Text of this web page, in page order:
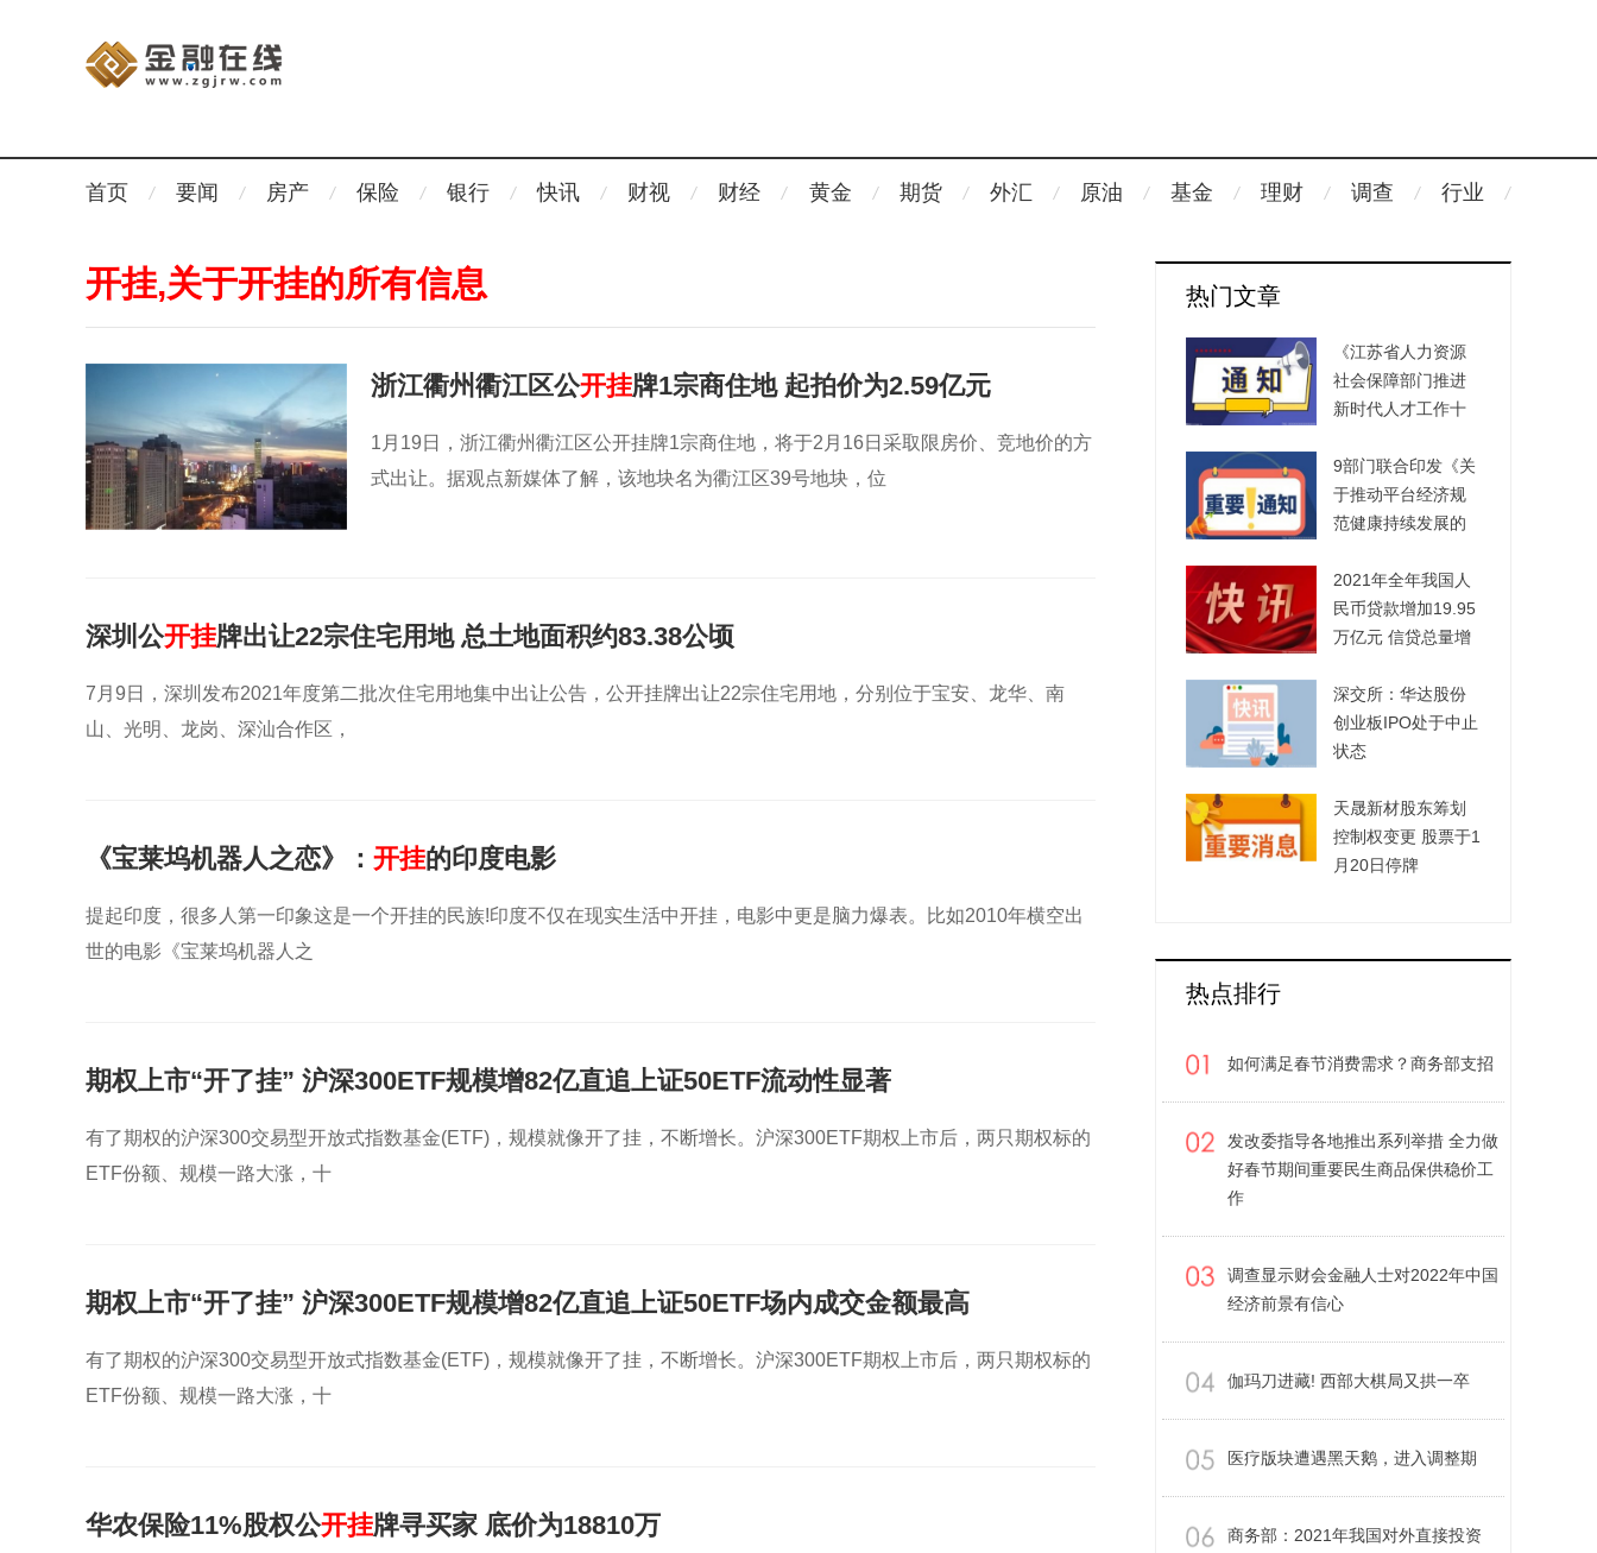
首页 要闻 房产 保险 银行 快讯 财视 财经 黄金 期货 外汇 原油 基金 理财 调查 行业
开挂,关于开挂的所有信息
浙江衢州衢江区公开挂牌1宗商住地 起拍价为2.59亿元
1月19日，浙江衢州衢江区公开挂牌1宗商住地，将于2月16日采取限房价、竞地价的方
式出让。据观点新媒体了解，该地块名为衢江区39号地块，位
深圳公开挂牌出让22宗住宅用地 总土地面积约83.38公顷
7月9日，深圳发布2021年度第二批次住宅用地集中出让公告，公开挂牌出让22宗住宅用地，分别位于宝安、龙华、南
山、光明、龙岗、深汕合作区，
《宝莱坞机器人之恋》： 开挂的印度电影
提起印度，很多人第一印象这是一个开挂的民族!印度不仅在现实生活中开挂，电影中更是脑力爆表。比如2010年横空出
世的电影《宝莱坞机器人之
期权上市“开了挂” 沪深300ETF规模增82亿直追上证50ETF流动性显著
有了期权的沪深300交易型开放式指数基金(ETF)，规模就像开了挂，不断增长。沪深300ETF期权上市后，两只期权标的
ETF份额、规模一路大涨，十
期权上市“开了挂” 沪深300ETF规模增82亿直追上证50ETF场内成交金额最高
有了期权的沪深300交易型开放式指数基金(ETF)，规模就像开了挂，不断增长。沪深300ETF期权上市后，两只期权标的
ETF份额、规模一路大涨，十
华农保险11%股权公开挂牌寻买家 底价为18810万
热门文章
《江苏省人力资源
社会保障部门推进
新时代人才工作十
9部门联合印发《关
于推动平台经济规
范健康持续发展的
2021年全年我国人
民币贷款增加19.95
万亿元 信贷总量增
增强
深交所：华达股份
创业板IPO处于中止
状态
天晟新材股东筹划
控制权变更 股票于1
月20日停牌
热点排行
如何满足春节消费需求？商务部支招
发改委指导各地推出系列举措 全力做
好春节期间重要民生商品保供稳价工
作
调查显示财会金融人士对2022年中国
经济前景有信心
伽玛刀进藏! 西部大棋局又拱一卒
医疗版块遭遇黑天鹅，进入调整期
商务部：2021年我国对外直接投资